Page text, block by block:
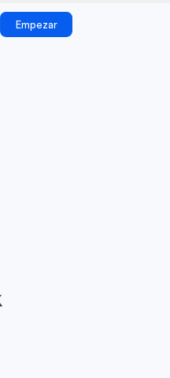
Empezar